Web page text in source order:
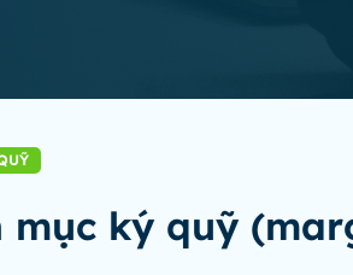
mục ký quỹ